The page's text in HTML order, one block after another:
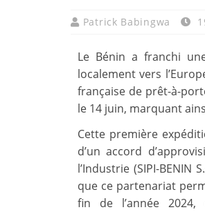
Patrick Babingwa
Le Bénin a franchi
localement vers
française de prêt-à-
le 14 juin, marquant
Cette première
d’un accord
l’Industrie (SIPI-BENIN
que ce partenariat
fin de l’année